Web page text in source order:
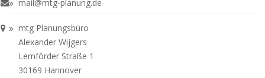
mail@mtg-planung.de
mtg Planungsbüro
Alexander Wijgers
Lemförder Straße 1
30169 Hannover